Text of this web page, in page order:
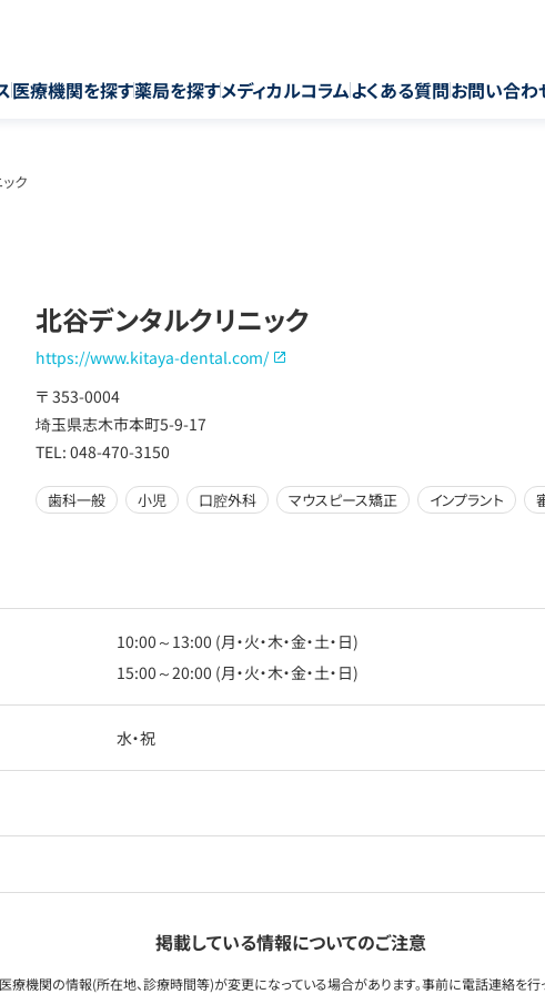
医療機関を探す薬局を探すメディカルコラムよくある質問お問い合わ
ク
北谷デンタルクリニック
https://www.kitaya-dental.com/
〒 353-0004
埼玉県志木市本町5-9-17
TEL: 048-470-3150
歯科一般 小児 口腔外科 マウスピース矯正 インプラント
10:00～13:00 (月・火・木・金・土・日)
15:00～20:00 (月・火・木・金・土・日)
水・祝
掲載している情報についてのご注意
医療機関の情報(所在地、診療時間等)が変更になっている場合があります。事前に電話連絡を行